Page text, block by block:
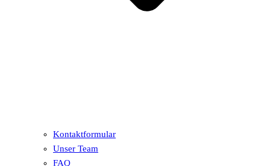
Kontaktformular
Unser Team
FAQ